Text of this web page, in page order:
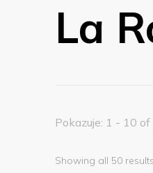
La
Pokazuje: 1 - 10
Showing all 50 results